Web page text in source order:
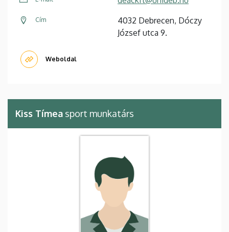
Cím
4032 Debrecen, Dóczy
József utca 9.
Weboldal
Kiss Tímea sport munkatárs